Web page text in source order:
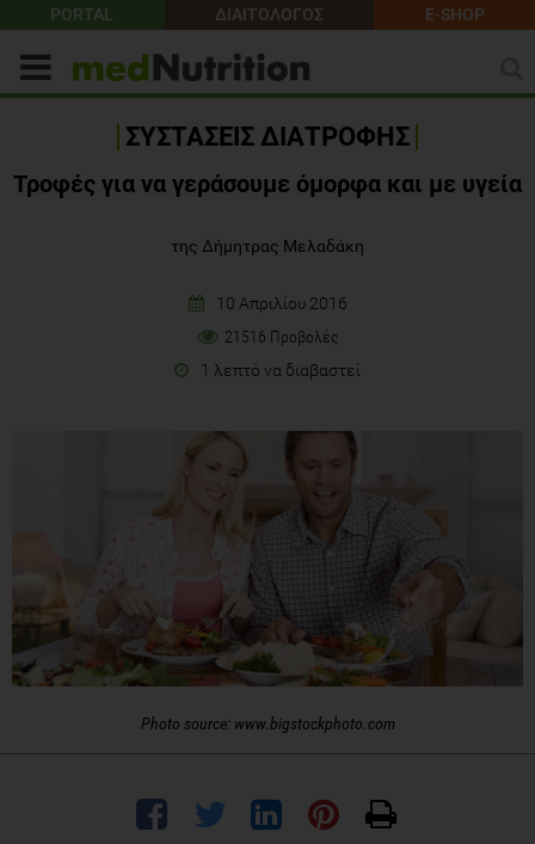
PORTAL ΔΙΑΙΤΟΛΟΓΟΣ E-SHOP
ΣΥΣΤΑΣΕΙΣ ΔΙΑΤΡΟΦΗΣ
Τροφές για να γεράσουμε όμορφα και με υγεία
της Δήμητρας Μελαδάκη
10 Απριλίου 2016
21516 Προβολές
1 λεπτό να διαβαστεί
Photo source: www.bigstockphoto.com